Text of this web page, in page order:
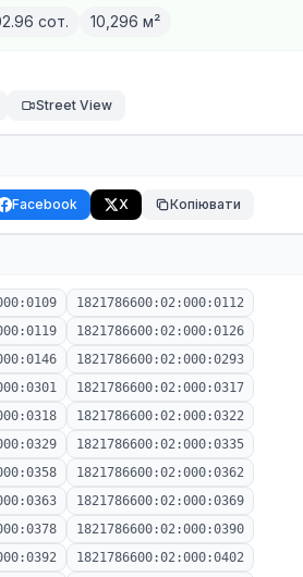
сот. 10,296 м²
Street View
Facebook X Копіювати
1821786600:02:000:0112
1821786600:02:000:0126
1821786600:02:000:0293
1821786600:02:000:0317
1821786600:02:000:0322
1821786600:02:000:0335
1821786600:02:000:0362
1821786600:02:000:0369
1821786600:02:000:0390
1821786600:02:000:0402